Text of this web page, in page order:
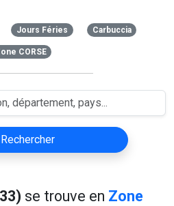
Jours Féries Carbuccia
CORSE
Rechercher
se trouve en Zone